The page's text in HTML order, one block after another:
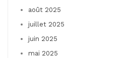
août 2025
juillet 2025
juin 2025
mai 2025